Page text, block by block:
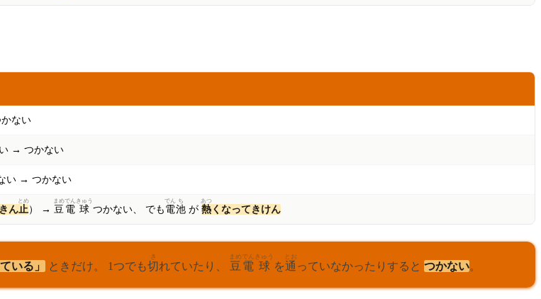
ない
→ つかない
い → つかない
ん止
とめ
） → 豆
まめ
電
でん
球
きゅう
つかない、 でも 電
でん
池
ち
が 熱
あつ
くなってきけん
いる」 ときだけ。 1つでも切
き
れていたり、 豆
まめ
電
でん
球
きゅう
を通
とお
っていなかったりすると つかない。